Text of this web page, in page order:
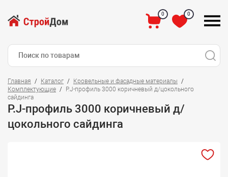
0 0
Главная Каталог
Кровельные и фасадные материалы
Комплектующие
Р.J-профиль 3000 коричневый д/цокольного
сайдинга
Р.J-профиль 3000 коричневый д/
цокольного сайдинга